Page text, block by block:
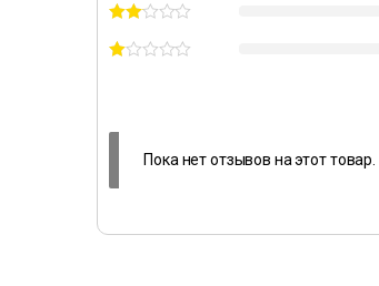
Пока нет отзывов на этот товар.